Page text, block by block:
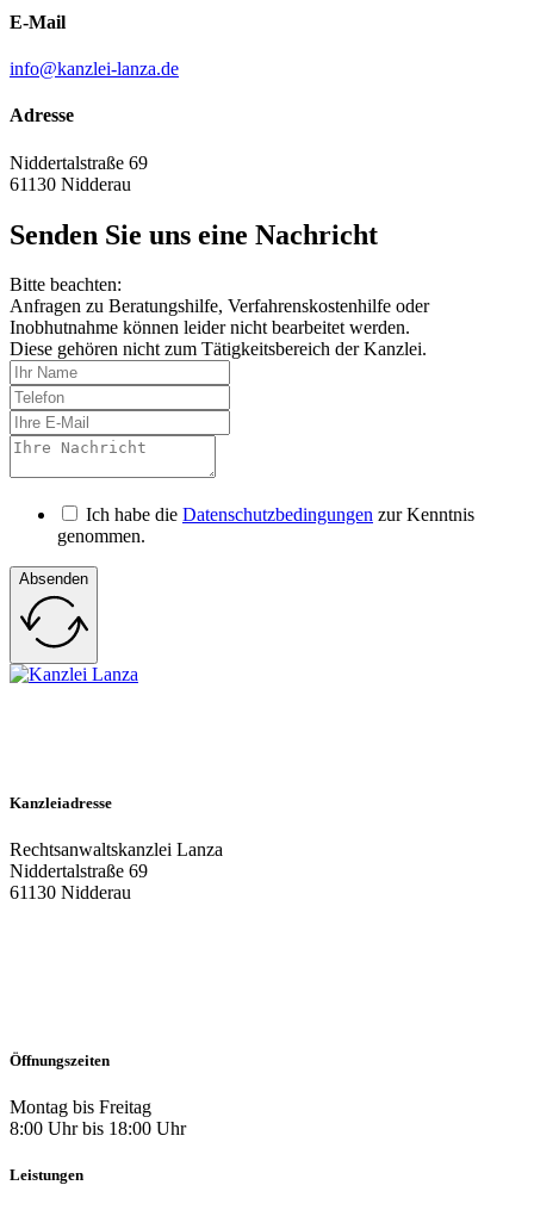
E-Mail
info@kanzlei-lanza.de
Adresse
Niddertalstraße 69
61130 Nidderau
Senden Sie uns eine Nachricht
Bitte beachten:
Anfragen zu Beratungshilfe, Verfahrenskostenhilfe oder
Inobhutnahme können leider nicht bearbeitet werden.
Diese gehören nicht zum Tätigkeitsbereich der Kanzlei.
Ich habe die Datenschutzbedingungen zur Kenntnis
genommen.
Absenden
Kanzleiadresse
Rechtsanwaltskanzlei Lanza
Niddertalstraße 69
61130 Nidderau
Öffnungszeiten
Montag bis Freitag
8:00 Uhr bis 18:00 Uhr
Leistungen